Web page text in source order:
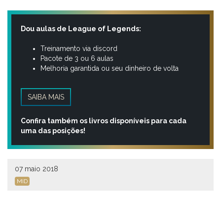
Dou aulas de League of Legends:
Treinamento via discord
Pacote de 3 ou 6 aulas
Melhoria garantida ou seu dinheiro de volta
SAIBA MAIS
Confira também os livros disponíveis para cada
uma das posições!
07 maio 2018
MID